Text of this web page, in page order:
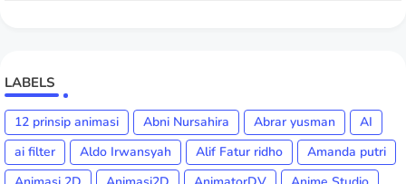
LABELS
12 prinsip animasi Abni Nursahira Abrar yusman
AI
ai filter
Aldo Irwansyah Alif Fatur ridho
Amanda putri